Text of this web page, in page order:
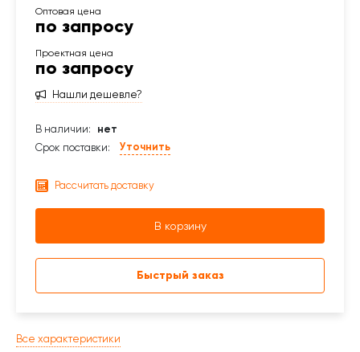
Все характеристики
по запросу
по запросу
Нашли дешевле?
В наличии:
нет
Срок поставки:
Уточнить
Рассчитать доставку
В корзину
Быстрый заказ